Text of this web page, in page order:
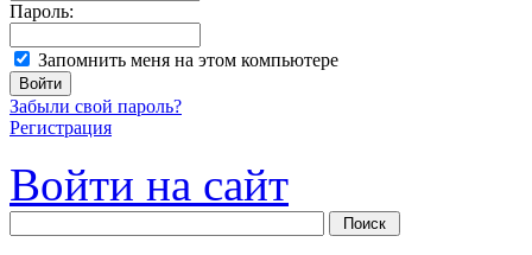
Пароль:
Запомнить меня на этом компьютере
Забыли свой пароль?
Регистрация
Войти на сайт